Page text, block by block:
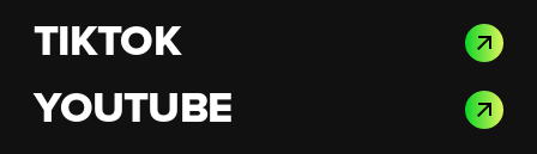
TIKTOK
YOUTUBE